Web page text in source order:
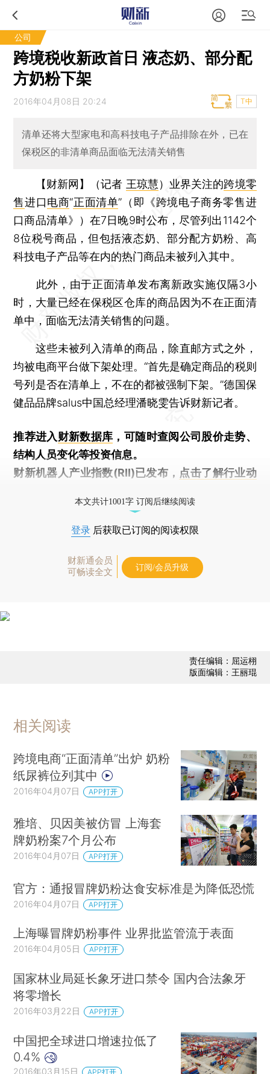
公司
跨境税收新政首日 液态奶、部分配
方奶粉下架
2016年04月08日 20:24 T中
清单还将大型家电和高科技电子产品排除在外，已在
保税区的非清单商品面临无法清关销售
【财新网】（记者 王琼慧） 业界关注的跨境零
售进口电商“正面清单”（即《跨境电子商务零售进
口商品清单》）在7日晚9时公布，尽管列出1142个
8位税号商品，但包括液态奶、部分配方奶粉、高
科技电子产品等在内的热门商品未被列入其中。
此外，由于正面清单发布离新政实施仅隔3小
时，大量已经在保税区仓库的商品因为不在正面清
单中，面临无法清关销售的问题。
这些未被列入清单的商品，除直邮方式之外，
均被电商平台做下架处理。“首先是确定商品的税则
号列是否在清单上，不在的都被强制下架。”德国保
健品品牌salus中国总经理潘晓雯告诉财新记者。
推荐进入财新数据库 ，可随时查阅公司股价走势、
结构人员变化等投资信息。
财新机器人产业指数(RII)已发布， 点击了解行业动
本文共计1001字 订阅后继续阅读
登录 后获取已订阅的阅读权限
财新通会员
可畅读全文
订阅/会员升级
责任编辑：屈运栩
版面编辑：王丽琨
相关阅读
跨境电商“正面清单”出炉 奶粉
纸尿裤位列其中
2016年04月07日 APP打开
雅培、贝因美被仿冒 上海套
牌奶粉案7个月公布
2016年04月07日 APP打开
官方：通报冒牌奶粉达食安标准是为降低恐慌
2016年04月07日 APP打开
上海曝冒牌奶粉事件 业界批监管流于表面
2016年04月05日 APP打开
国家林业局延长象牙进口禁令 国内合法象牙
将零增长
2016年03月22日 APP打开
中国把全球进口增速拉低了
0.4%
2016年03月15日 APP打开